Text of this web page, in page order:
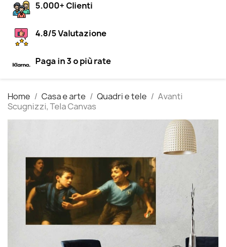
5.000+ Clienti
4.8/5 Valutazione
Paga in 3 o più rate
Home Casa e arte Quadri e tele
Avanti
Scugnizzi, Tela Canvas